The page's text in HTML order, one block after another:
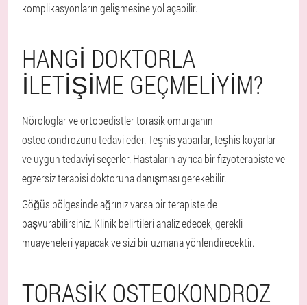
komplikasyonların gelişmesine yol açabilir.
HANGI DOKTORLA
ILETIŞIME GEÇMELIYIM?
Nörologlar ve ortopedistler torasik omurganın
osteokondrozunu tedavi eder. Teşhis yaparlar, teşhis koyarlar
ve uygun tedaviyi seçerler. Hastaların ayrıca bir fizyoterapiste ve
egzersiz terapisi doktoruna danışması gerekebilir.
Göğüs bölgesinde ağrınız varsa bir terapiste de
başvurabilirsiniz. Klinik belirtileri analiz edecek, gerekli
muayeneleri yapacak ve sizi bir uzmana yönlendirecektir.
TORASIK OSTEOKONDROZ